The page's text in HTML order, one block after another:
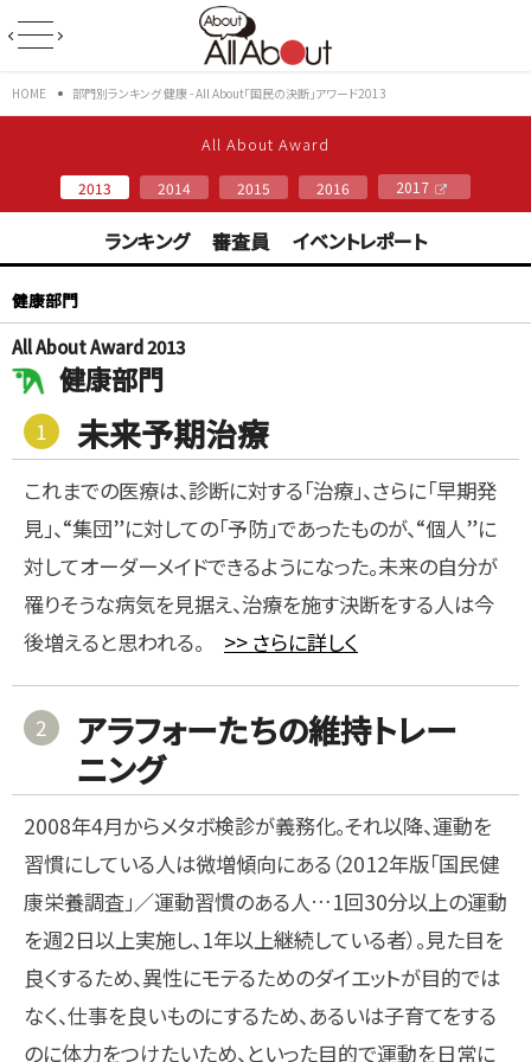
HOME 部門別ランキング 健康 - All About「国民の決断」アワード2013
All About Award
2013 2014 2015 2016 2017
ランキング 審査員 イベントレポート
健康部門
All About Award 2013
健康部門
1 未来予期治療
これまでの医療は、診断に対する「治療」、さらに「早期発
見」、“集団”に対しての「予防」であったものが、“個人”に
対してオーダーメイドできるようになった。未来の自分が
罹りそうな病気を見据え、治療を施す決断をする人は今
後増えると思われる。 >> さらに詳しく
2
アラフォーたちの維持トレー
ニング
2008年4月からメタボ検診が義務化。それ以降、運動を
習慣にしている人は微増傾向にある（2012年版「国民健
康栄養調査」／運動習慣のある人…1回30分以上の運動
を週2日以上実施し、1年以上継続している者）。見た目を
良くするため、異性にモテるためのダイエットが目的では
なく、仕事を良いものにするため、あるいは子育てをする
のに体力をつけたいため、といった目的で運動を日常に